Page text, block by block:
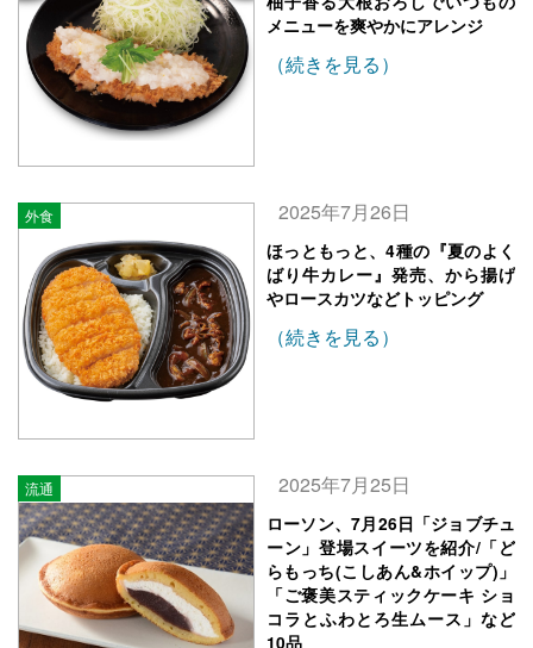
メニューを爽やかにアレンジ
（続きを見る）
外食 2025年7月26日
ほっともっと、4種の『夏のよく
ばり牛カレー』発売、から揚げ
やロースカツなどトッピング
（続きを見る）
流通 2025年7月25日
ローソン、7月26日「ジョブチュ
ーン」登場スイーツを紹介/「ど
らもっち(こしあん&ホイップ)」
「ご褒美スティックケーキ ショ
コラとふわとろ生ムース」など
10品